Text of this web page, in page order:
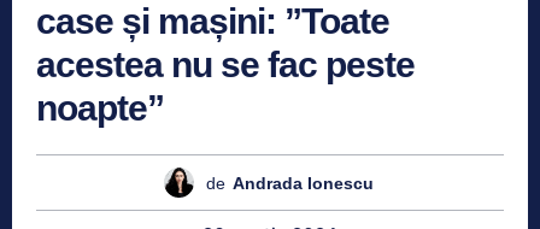
case și mașini: ”Toate
acestea nu se fac peste
noapte”
de Andrada Ionescu